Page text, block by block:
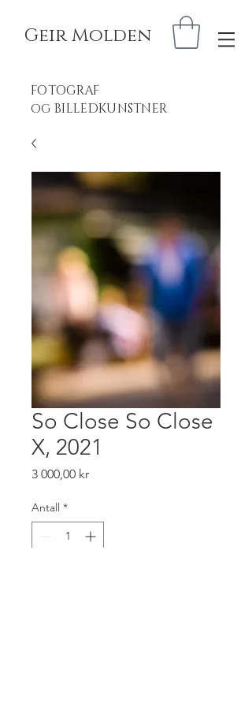
Geir Molden
FOTOGRAF
OG BILLEDKUNSTNER
So Close So Close
X, 2021
3 000,00 krPris
Antall *